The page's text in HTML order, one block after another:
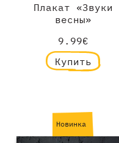
Плакат «Звуки
весны»
9.99€
Купить
Новинка